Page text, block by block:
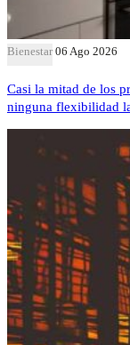
Bienestar 06 Ago 2026
Casi la mitad de los
ninguna flexibilidad